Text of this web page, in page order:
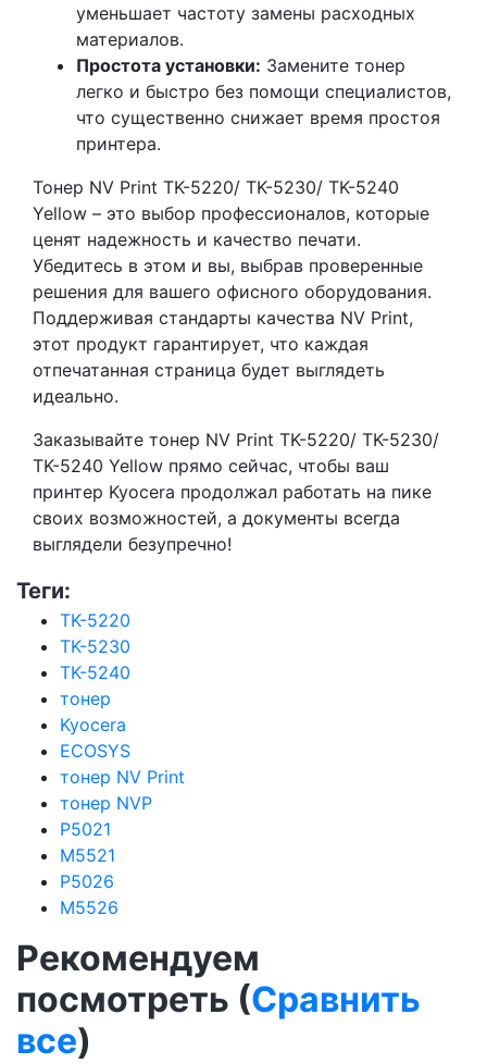
уменьшает частоту замены расходных
материалов.
Простота установки: Замените тонер
легко и быстро без помощи специалистов,
что существенно снижает время простоя
принтера.
Тонер NV Print TK-5220/ TK-5230/ TK-5240
Yellow – это выбор профессионалов, которые
ценят надежность и качество печати.
Убедитесь в этом и вы, выбрав проверенные
решения для вашего офисного оборудования.
Поддерживая стандарты качества NV Print,
этот продукт гарантирует, что каждая
отпечатанная страница будет выглядеть
идеально.
Заказывайте тонер NV Print TK-5220/ TK-5230/
TK-5240 Yellow прямо сейчас, чтобы ваш
принтер Kyocera продолжал работать на пике
своих возможностей, а документы всегда
выглядели безупречно!
Теги:
TK-5220
TK-5230
TK-5240
тонер
Kyocera
ECOSYS
тонер NV Print
тонер NVP
P5021
M5521
P5026
M5526
Рекомендуем
посмотреть (Сравнить
все)